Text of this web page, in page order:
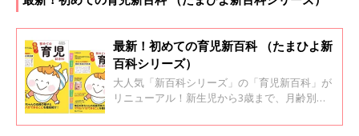
1年間&何度でも検索したり、候補の名前を鑑定
したりできます。
最新！初めての育児新百科 （たまひよ新
百科シリーズ）
大人気「新百科シリーズ」の「育児新百科」が
リニューアル！新生児から3歳まで、月齢別に
きることを徹底紹介。 毎日のお世話を基本から